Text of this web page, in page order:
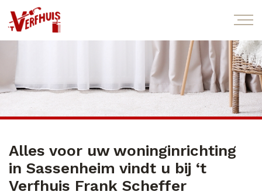
Alles voor uw woninginrichting
in Sassenheim vindt u bij ‘t
Verfhuis Frank Scheffer